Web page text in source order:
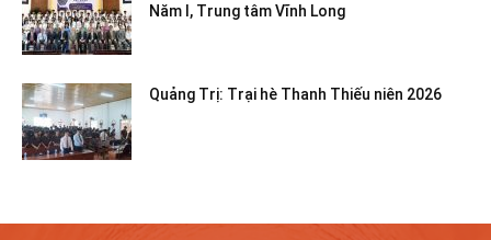
Năm I, Trung tâm Vĩnh Long
Quảng Trị: Trại hè Thanh Thiếu niên 2026